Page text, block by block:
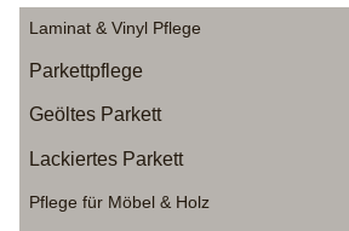
Laminat & Vinyl Pflege
Parkettpflege
Geöltes Parkett
Lackiertes Parkett
Pflege für Möbel & Holz